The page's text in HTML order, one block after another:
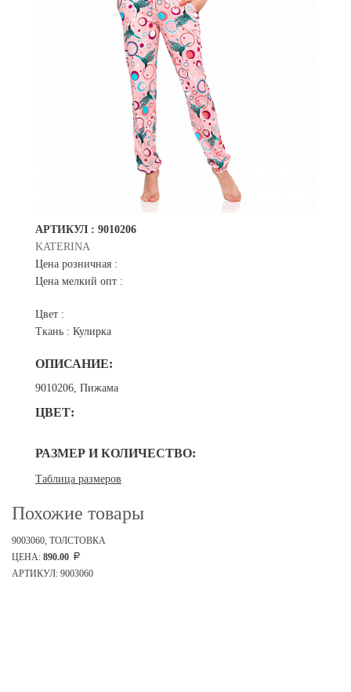
АРТИКУЛ : 9010206
KATERINA
Цена розничная :
Цена мелкий опт :
Цвет :
Ткань : Кулирка
ОПИСАНИЕ:
9010206, Пижама
ЦВЕТ:
РАЗМЕР И КОЛИЧЕСТВО:
Таблица размеров
Похожие товары
9003060, ТОЛСТОВКА
ЦЕНА: 890.00
АРТИКУЛ: 9003060